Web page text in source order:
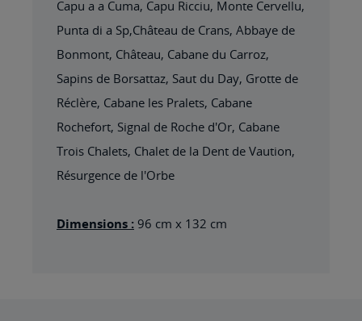
Capu a a Cuma, Capu Ricciu, Monte Cervellu,
Punta di a Sp,Château de Crans, Abbaye de
Bonmont, Château, Cabane du Carroz,
Sapins de Borsattaz, Saut du Day, Grotte de
Réclère, Cabane les Pralets, Cabane
Rochefort, Signal de Roche d'Or, Cabane
Trois Chalets, Chalet de la Dent de Vaution,
Résurgence de l'Orbe
Dimensions : 96 cm x 132 cm